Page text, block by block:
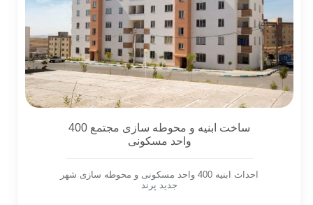
ساخت ابنیه و محوطه سازی مجتمع 400
واحد مسکونی
احداث ابنیه 400 واحد مسکونی و محوطه سازی شهر
جدید پرند